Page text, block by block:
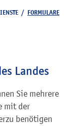
/ FORMULARE
Landes
Sie mehrere
mit der
benötigen